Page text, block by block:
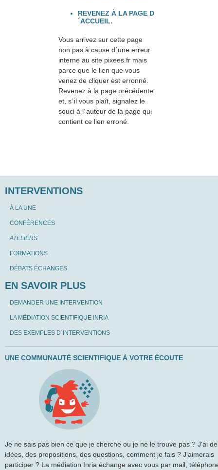
REVENEZ À LA PAGE D
´ACCUEIL.
Vous arrivez sur cette page
non pas à cause d´une erreur
interne au site pixees.fr mais
parce que le lien que vous
venez de cliquer est erronné.
Revenez à la page précédente
et, s´il vous plaît, signalez le
souci à l´auteur de la page qui
contient ce lien erroné.
INTERVENTIONS
À LA UNE
CONFÉRENCES
ATELIERS
FORMATIONS
DÉBATS ÉCHANGES
EN SAVOIR PLUS
DEMANDER UNE INTERVENTION
LA MÉDIATION SCIENTIFIQUE INRIA
DES EXEMPLES D´INTERVENTIONS
UNE COMMUNAUTÉ SCIENTIFIQUE À VOTRE ÉCOUTE
Je ne sais pas bien ce que je cherche ou je ne le trouve pas ? J'ai
idées, des propositions, des questions, comment je fais ? J'aimerais
participer ? La médiation Inria échange avec vous par mail,